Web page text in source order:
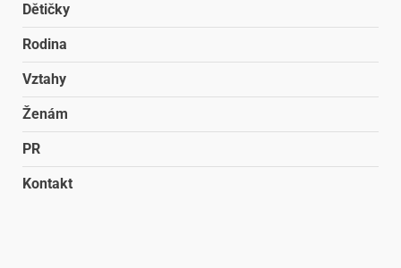
Dětičky
Rodina
Vztahy
Ženám
PR
Kontakt